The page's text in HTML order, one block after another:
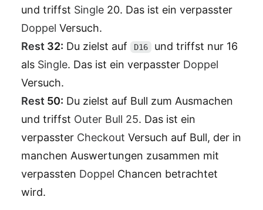
und triffst Single 20. Das ist ein verpasster
Doppel Versuch.
Rest 32: Du zielst auf D16
und triffst nur 16
als Single. Das ist ein verpasster Doppel
Versuch.
Rest 50: Du zielst auf Bull zum Ausmachen
und triffst Outer Bull 25. Das ist ein
verpasster Checkout Versuch auf Bull, der in
manchen Auswertungen zusammen mit
verpassten Doppel Chancen betrachtet
wird.